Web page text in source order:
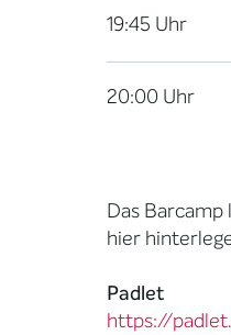
19:45 Uhr
20:00 Uhr
Das
hier
Padlet
https://